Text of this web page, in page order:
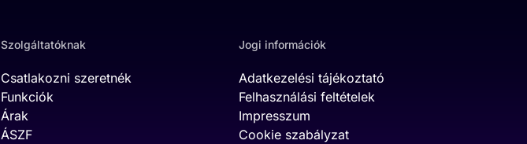
Szolgáltatóknak
Csatlakozni szeretnék
Funkciók
Árak
ÁSZF
Jogi információk
Adatkezelési tájékoztató
Felhasználási feltételek
Impresszum
Cookie szabályzat